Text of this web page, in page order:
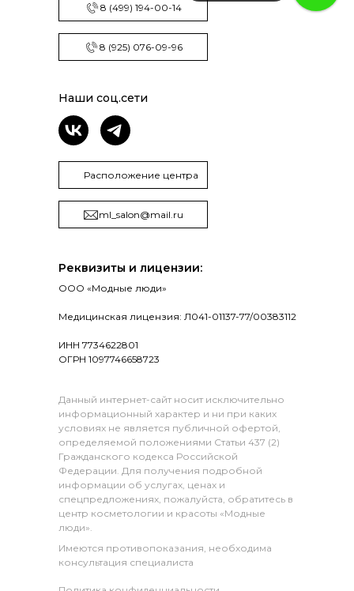
Реквизиты и лицензии:
ООО «Модные люди»
Медицинская лицензия: Л041-01137-77/00383112
ИНН 7734622801
ОГРН 1097746658723
Наши соц.сети
Расположение центра
8 (499) 194-00-14
8 (925) 076-09-96
ml_salon@mail.ru
Данный интернет-сайт носит исключительно
информационный характер и ни при каких
условиях не является публичной офертой,
определяемой положениями Статьи 437 (2)
Гражданского кодекса Российской
Федерации. Для получения подробной
информации об услугах, ценах и
спецпредложениях, пожалуйста, обратитесь в
центр косметологии и красоты «Модные
люди».
Имеются противопоказания, необходима
консультация специалиста